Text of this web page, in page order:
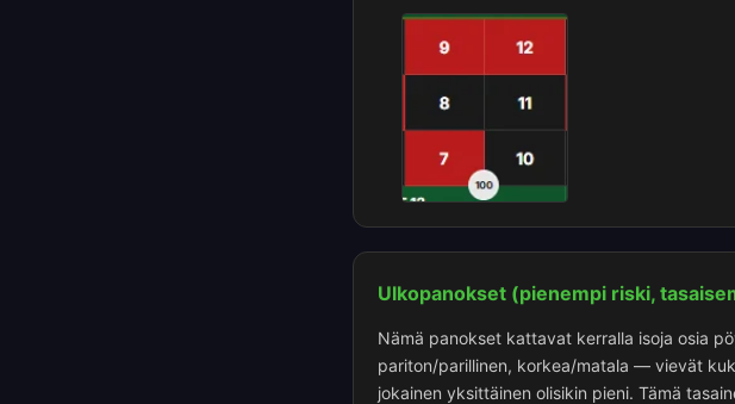
Ulkopanokset (pienempi riski,
Nämä panokset kattavat kerralla isoja osia
pariton/parillinen, korkea/matala — vievät
jokainen yksittäinen olisikin pieni. Tämä